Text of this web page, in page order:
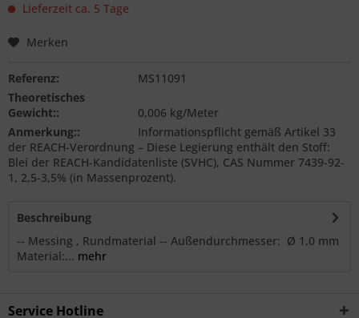
Lieferzeit ca. 5 Tage
Merken
Referenz:
MS11091
Theoretisches
Gewicht::
0,006 kg/Meter
Anmerkung::
Informationspflicht gemäß Artikel 33
der REACH-Verordnung – Diese Legierung enthält den Stoff:
Blei der REACH-Kandidatenliste (SVHC), CAS Nummer 7439-92-
1, 2,5-3,5% (in Massenprozent).
Beschreibung
-- Messing , Rundmaterial -- Außendurchmesser: Ø 1,0 mm
Material:... mehr
Service Hotline